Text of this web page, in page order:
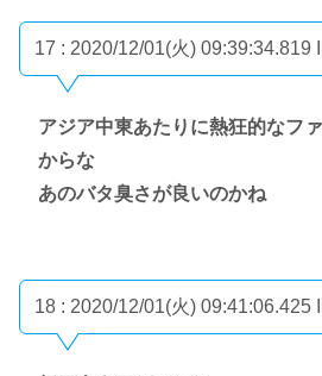
17 : 2020/12/01(火) 09:39:34.819
アジア中東あたりに熱狂的なフ
からな
あのバタ臭さが良いのかね
18 : 2020/12/01(火) 09:41:06.425